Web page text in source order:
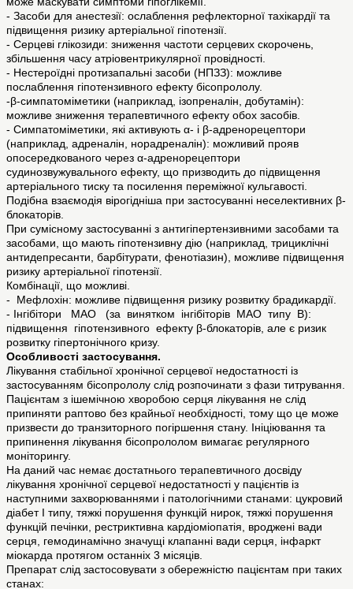
- Засоби для анестезії: ослаблення рефлекторної тахікардії та
підвищення ризику артеріальної гіпотензії.
- Серцеві глікозиди: зниження частоти серцевих скорочень,
збільшення часу атріовентрикулярної провідності.
- Нестероїдні протизапальні засоби (НПЗЗ): можливе
послаблення гіпотензивного ефекту бісопрололу.
-β-симпатоміметики (наприклад, ізопреналін, добутамін):
можливе зниження терапевтичного ефекту обох засобів.
- Симпатоміметики, які активують α- і β-адренорецептори
(наприклад, адреналін, норадреналін): можливий прояв
опосередкованого через α-адренорецептори
судинозвужувального ефекту, що призводить до підвищення
артеріального тиску та посилення переміжної кульгавості.
Подібна взаємодія вірогідніша при застосуванні неселективних β-
блокаторів.
При сумісному застосуванні з антигіпертензивними засобами та
засобами, що мають гіпотензивну дію (наприклад, трициклічні
антидепресанти, барбітурати, фенотіазин), можливе підвищення
ризику артеріальної гіпотензії.
Комбінації, що можливі.
- Мефлохін: можливе підвищення ризику розвитку брадикардії.
- Інгібітори МАО (за винятком інгібіторів МАО типу В):
підвищення гіпотензивного ефекту β-блокаторів, але є ризик
розвитку гіпертонічного кризу.
Особливості застосування.
Лікування стабільної хронічної серцевої недостатності із
застосуванням бісопрололу слід розпочинати з фази титрування.
Пацієнтам з ішемічною хворобою серця лікування не слід
припиняти раптово без крайньої необхідності, тому що це може
призвести до транзиторного погіршення стану. Ініціювання та
припинення лікування бісопрололом вимагає регулярного
моніторингу.
На даний час немає достатнього терапевтичного досвіду
лікування хронічної серцевої недостатності у пацієнтів із
наступними захворюваннями і патологічними станами: цукровий
діабет І типу, тяжкі порушення функцій нирок, тяжкі порушення
функцій печінки, рестриктивна кардіоміопатія, вроджені вади
серця, гемодинамічно значущі клапанні вади серця, інфаркт
міокарда протягом останніх 3 місяців.
Препарат слід застосовувати з обережністю пацієнтам при таких
станах: